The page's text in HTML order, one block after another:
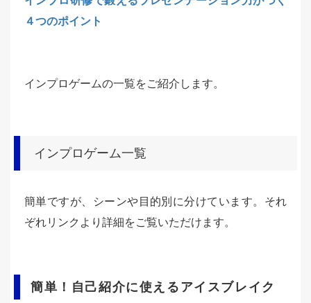
４つのポイント
インプロゲームの一覧をご紹介します。
インプロゲーム一覧
簡単ですが、シーンや目的別に分けています。それ
ぞれリンクより詳細をご覧いただけます。
簡単！自己紹介に使えるアイスブレイク